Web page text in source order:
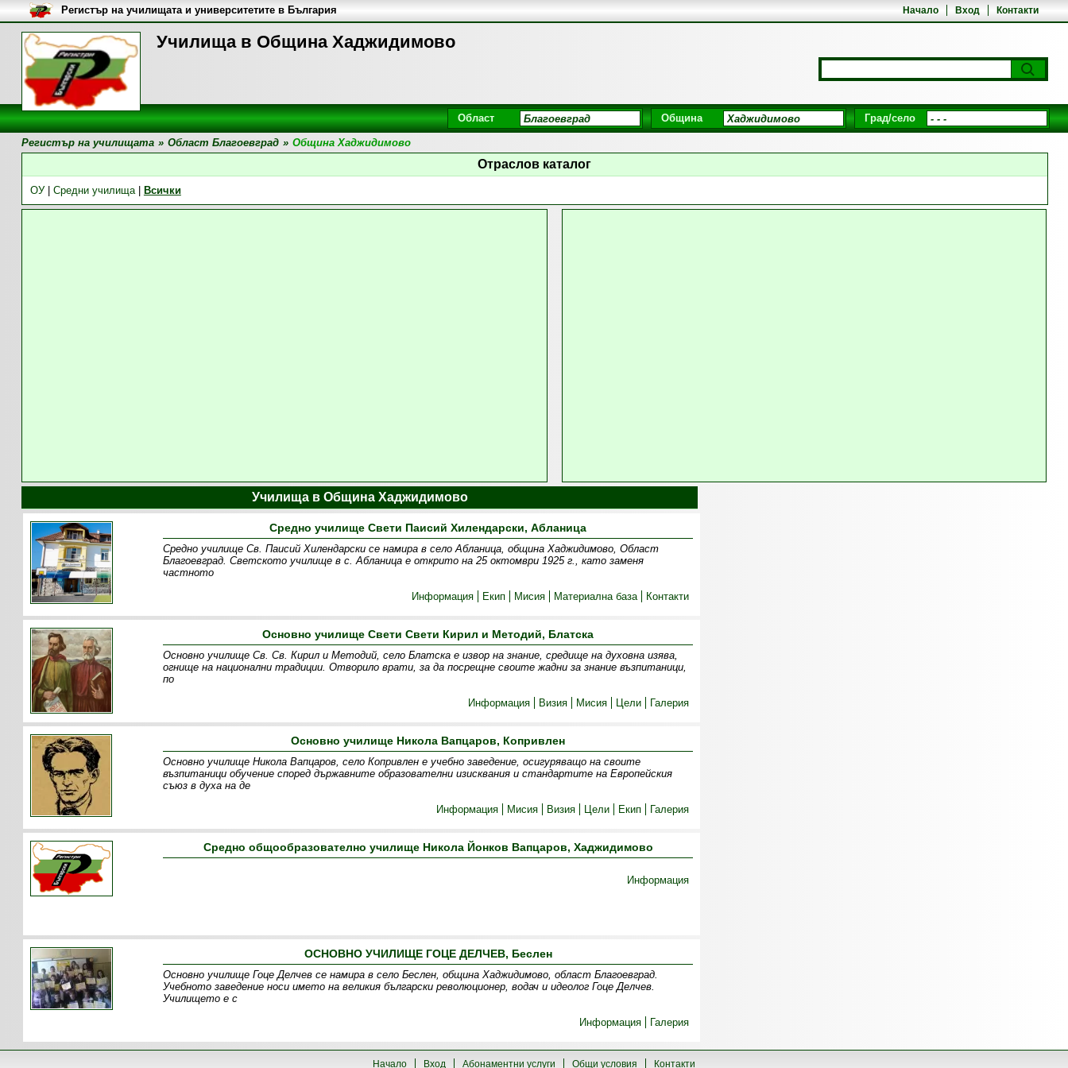
Училища в Община Хаджидимово
Начало Вход Контакти
Регистър на училищата и университетите в България
Област Община Град/село
Регистър на училищата » Област Благоевград » Община Хаджидимово
Отраслов каталог
ОУ| Средни училища| Всички
Училища в Община Хаджидимово
Средно училище Свети Паисий Хилендарски, Абланица
Средно училище Св. Паисий Хилендарски се намира в село Абланица, община Хаджидимово, Област
Благоевград. Светското училище в с. Абланица е открито на 25 октомври 1925 г., като заменя
частното
Информация
Екип Мисия Материална база Контакти
Oсновно училище Свети Свети Кирил и Методий, Блатска
Основно училище Св. Св. Кирил и Методий, село Блатска е извор на знание, средище на духовна изява,
огнище на национални традиции. Отворило врати, за да посрещне своите жадни за знание възпитаници,
по
Информация
Визия Мисия Цели Галерия
Основно училище Никола Вапцаров, Копривлен
Основно училище Никола Вапцаров, село Копривлен е учебно заведение, осигуряващо на своите
възпитаници обучение според държавните образователни изисквания и стандартите на Европейския
съюз в духа на де
Информация
Мисия Визия Цели Екип Галерия
Средно общообразователно училище Никола Йонков Вапцаров, Хаджидимово
Информация
ОСНОВНО УЧИЛИЩЕ ГОЦЕ ДЕЛЧЕВ, Беслен
Основно училище Гоце Делчев се намира в село Беслен, община Хаджидимово, област Благоевград.
Учебното заведение носи името на великия български революционер, водач и идеолог Гоце Делчев.
Училището е с
Информация
Галерия
Начало Вход Абонаментни услуги Общи условия Контакти